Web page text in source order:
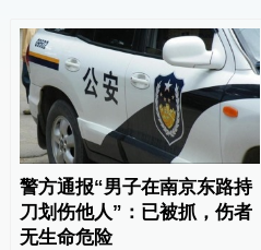
警方通报“男子在南京东路持
刀划伤他人”：已被抓，伤者
无生命危险